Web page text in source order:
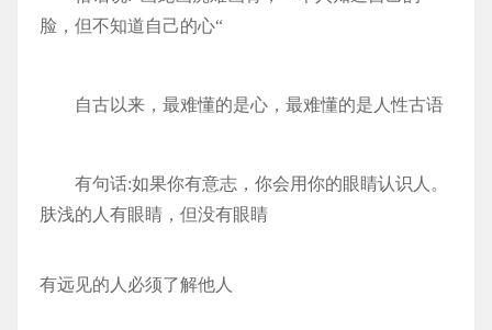
脸，但不知道自己的心“
自古以来，最难懂的是心，最难懂的是人性古语
有句话:如果你有意志，你会用你的眼睛认识人。
肤浅的人有眼睛，但没有眼睛
有远见的人必须了解他人